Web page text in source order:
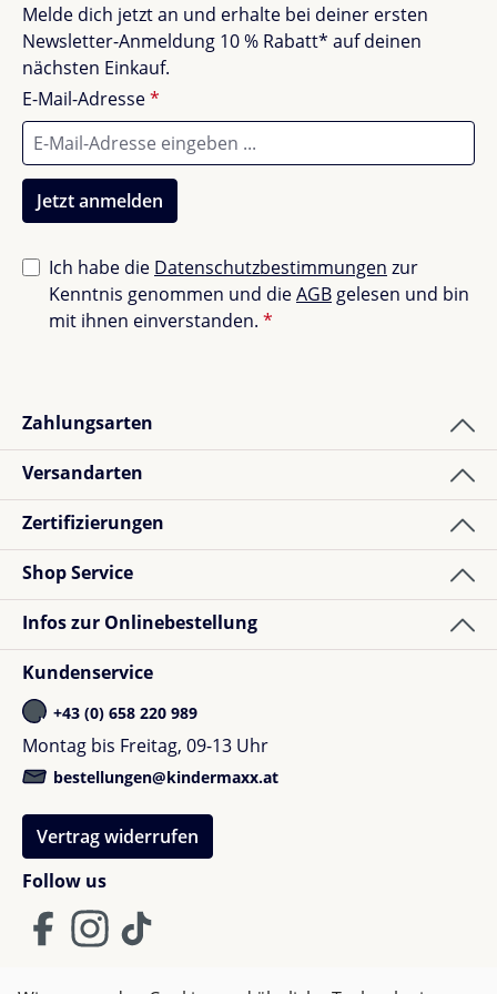
Design mit praktischer Funktion – ideal, um deinem
Zuhause eine persönliche, kreative Note zu verleihen.
Keine Bewertungen gefunden. Teile deine
Erfahrungen mit anderen.
Melde dich jetzt an und erhalte bei deiner ersten
Newsletter-Anmeldung 10 % Rabatt* auf deinen
nächsten Einkauf.
E-Mail-Adresse*
Jetzt anmelden
Ich habe die Datenschutzbestimmungen zur
Kenntnis genommen und dieAGB gelesen und bin
mit ihnen einverstanden. *
Zahlungsarten
Versandarten
Zertifizierungen
Follow us
Shop Service
Infos zur Onlinebestellung
Kundenservice
+43 (0) 658 220 989
Montag bis Freitag, 09-13 Uhr
bestellungen@kindermaxx.at
Vertrag widerrufen